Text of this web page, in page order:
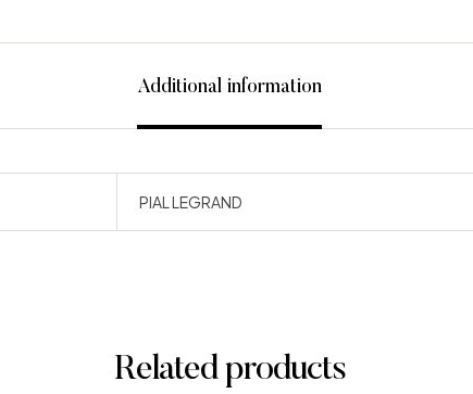
Additional information
PIAL LEGRAND
Related products